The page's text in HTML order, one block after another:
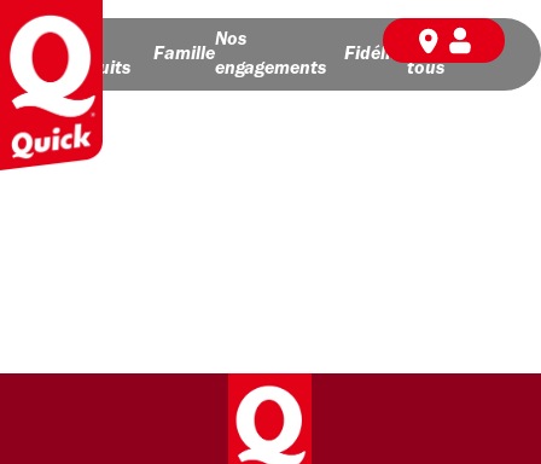
Nos
produits
Famille
Nos
engagements
Fidélité
BD pour
tous